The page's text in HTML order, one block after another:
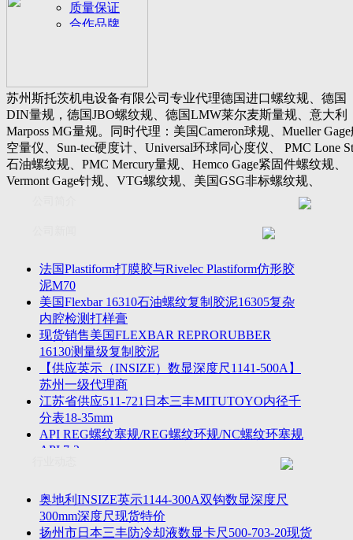
质量保证
合作品牌
公司新闻
行业动态
设备展厅
资料下载
视频下载
资料下载
软件下载
苏州斯托茨机电设备有限公司专业代理德国进口螺纹规、德国
DIN量规，德国JBO螺纹规、德国LMW莱尔麦斯量规、意大利
Marposs MG量规。同时代理：美国Cameron球规、Mueller
空量仪、Sun-tec硬度计、Universal环球同心度仪、 PMC Lone
石油螺纹规、PMC Mercury量规、Hemco Gage紧固件螺纹规、
Vermont Gage针规、VTG螺纹规、美国GSG非标螺纹规、
Threadcheck航空螺纹规、 Westport医疗螺纹规、英国
惠氏螺纹规、Tru-thread石油螺纹规、美国Gagemaker单项仪，
士TESA测高仪、德国Mahr马尔粗糙度仪、数显深度尺、东精
影像仪、英国Zodiac gauge、英国Original Gauge螺纹规等。
法国Plastiform打膜胶与Rivelec Plastiform仿形胶
泥M70
美国Flexbar 16310石油螺纹复制胶泥16305复杂
内腔检测打样膏
现货销售美国FLEXBAR REPRORUBBER
16130测量级复制胶泥
【供应英示（INSIZE）数显深度尺1141-500A】
苏州一级代理商
江苏省供应511-721日本三丰MITUTOYO内径千
分表18-35mm
API REG螺纹塞规/REG螺纹环规/NC螺纹环塞规
API 7-2
苏州市万濠卧式投影仪CPJ-3020W/CPJ-4025W代
美国B2段差尺/间隙段差尺GAPSG/NMSG/GRIP-
004/CFM-095代理商
2023年美国Universal Punch圆度仪价格表，国产
奥地利INSIZE英示1144-300A双钩数显深度尺
300mm深度尺现货特价
扬州市日本三丰防冷却液数显卡尺500-703-20现货